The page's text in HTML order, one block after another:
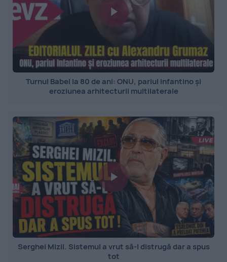
Turnul Babel la 80 de ani: ONU, pariul Infantino și
eroziunea arhitecturii multilaterale
Serghei Mizil. Sistemul a vrut să-l distrugă dar a spus
tot